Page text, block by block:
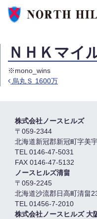
ＮＨＫマイ
※mono_wins
烏丸Ｓ 1600万
株式会社ノースヒルズ
〒059-2344
北海道新冠郡新冠町字美
TEL 0146-47-5031
FAX 0146-47-5132
ノースヒルズ清畠
〒059-2245
北海道沙流郡日高町清畠
TEL 01456-7-2010
株式会社ノースヒルズ 大